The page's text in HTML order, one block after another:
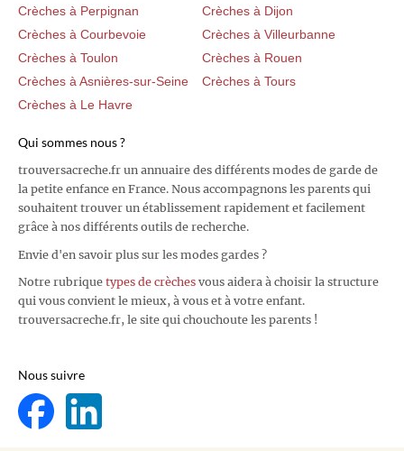
Crèches à Perpignan
Crèches à Dijon
Crèches à Courbevoie
Crèches à Villeurbanne
Crèches à Toulon
Crèches à Rouen
Crèches à Asnières-sur-Seine
Crèches à Tours
Crèches à Le Havre
Qui sommes nous ?
trouversacreche.fr un annuaire des différents modes de garde de
la petite enfance en France. Nous accompagnons les parents qui
souhaitent trouver un établissement rapidement et facilement
grâce à nos différents outils de recherche.
Envie d'en savoir plus sur les modes gardes ?
Notre rubrique types de crèches vous aidera à choisir la structure
qui vous convient le mieux, à vous et à votre enfant.
trouversacreche.fr, le site qui chouchoute les parents !
Nous suivre